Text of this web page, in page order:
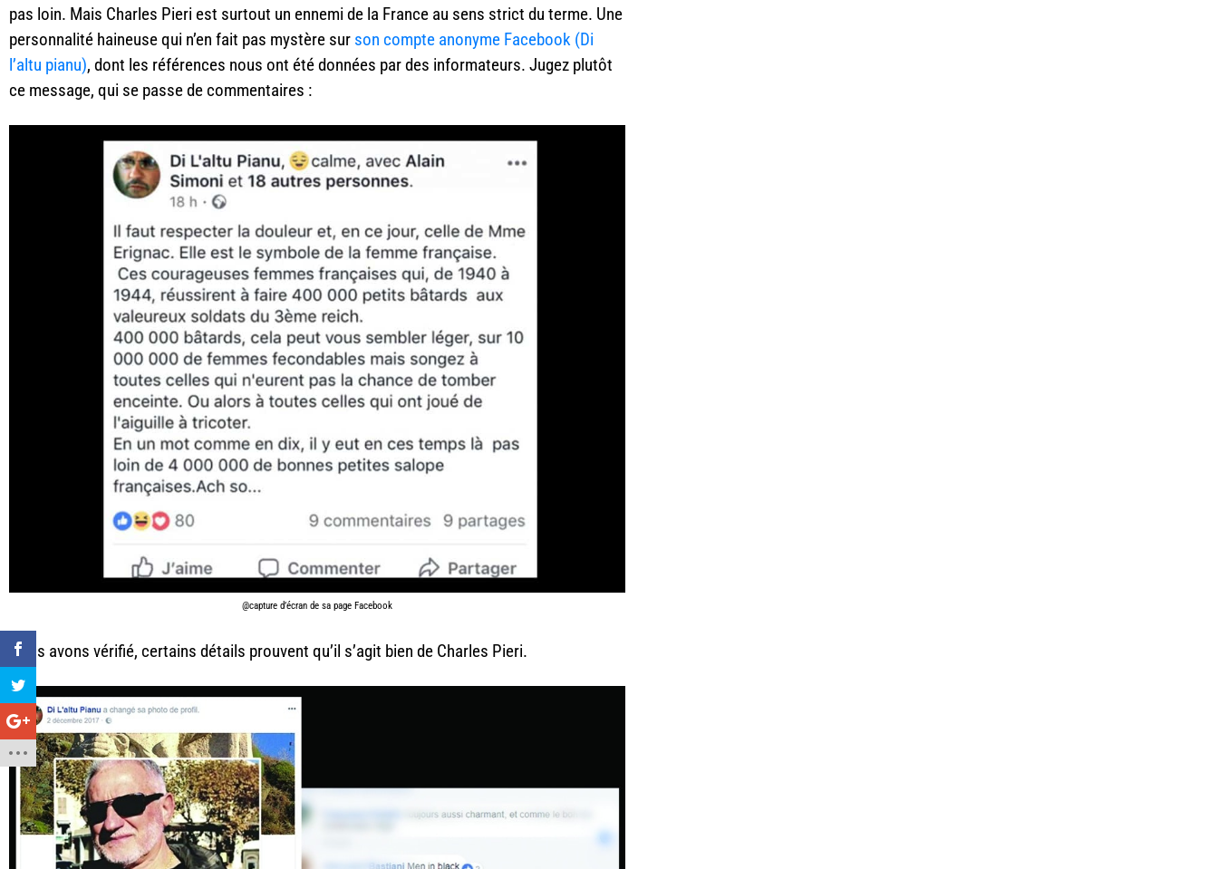
pas loin. Mais Charles Pieri est surtout un ennemi de la France au sens strict du terme. Une
personnalité haineuse qui n’en fait pas mystère sur son compte anonyme Facebook (Di
l’altu pianu), dont les références nous ont été données par des informateurs. Jugez plutôt
ce message, qui se passe de commentaires :
@capture d’écran de sa page Facebook
Nous avons vérifié, certains détails prouvent qu’il s’agit bien de Charles Pieri.